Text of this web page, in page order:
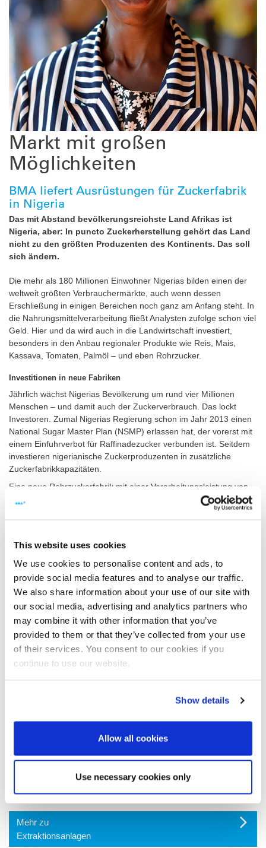
This website uses cookies
We use cookies to personalise content and ads, to
provide social media features and to analyse our traffic.
We also share information about your use of our site with
our social media, advertising and analytics partners who
may combine it with other information that you’ve
provided to them or that they’ve collected from your use
of their services. You consent to our cookies if you
continue to use our website.
Show details
Allow all cookies
Use necessary cookies only
Markt mit großen
Möglichkeiten
BMA liefert Ausrüstungen für Zuckerfabrik
in Nigeria
Das mit Abstand bevölkerungsreichste Land Afrikas ist
Nigeria, aber: In puncto Zuckerherstellung gehört das Land
nicht zu den größten Produzenten des Kontinents. Das soll
sich ändern.
Die mehr als 180 Millionen Einwohner ­Nigerias bilden einen der
weltweit größten Verbrauchermärkte, auch wenn dessen
Erschließung in einigen Bereichen noch ganz am Anfang steht. In
die Nahrungsmittelverarbeitung fließt Analysten zufolge schon viel
Geld. Hier und da wird auch in die Landwirtschaft investiert,
besonders in den Anbau regionaler Produkte wie Reis, Mais,
Kassava, Tomaten, Palmöl – und eben Rohrzucker.
Investitionen in neue Fabriken
Jährlich wächst Nigerias Bevölkerung um rund vier Millionen
Menschen – und damit auch der Zuckerverbrauch. Das lockt
Investoren. Zumal Nigerias Regierung schon im Jahr 2013 einen
National Sugar Master Plan (NSMP) erlassen hat, der vorerst mit
einem Einfuhrverbot für Raffinadezucker verbunden ist. Seitdem
investieren nigerianische Zuckerproduzenten in zusätzliche
Zuckerfabrikkapazitäten.
Eine neue Rohrzuckerfabrik mit einer Verarbeitungsleistung von
12.000 Tonnen Zuckerrohr am Tag baut BUA International Ltd.
Das Vorhaben trägt den Namen Lafiagi Sugar Project. Im
Zuckergewinnung. Die Fabrik liegt nur einen Steinwurf vom Fluss
Niger entfernt, etwa auf halber ­Strecke zwischen Nigerias
Hauptstadt Abuja und der Metropole Lagos direkt am Golf von
Großauftrag Nummer zwei
Unsere Partnerschaft hat sich schon bewährt: Nach Lieferung
einer Reihe von Ausrüstungen für eine Raffinerie in Lagos vor
acht Jahren ist dieser der zweite größere Auftrag, den BMA von
der BUA Group erhalten hat. Damals trafen wir die Vereinbarung
von:
elf diskontinuierlichen Verdampfungskristallisatoren
einer Trommeltrocknungs- und Kühlungsanlage (inklusive Zubehör
acht periodischen Zentri­fugen vom Typ
Mehr zu
Extraktionsanlagen